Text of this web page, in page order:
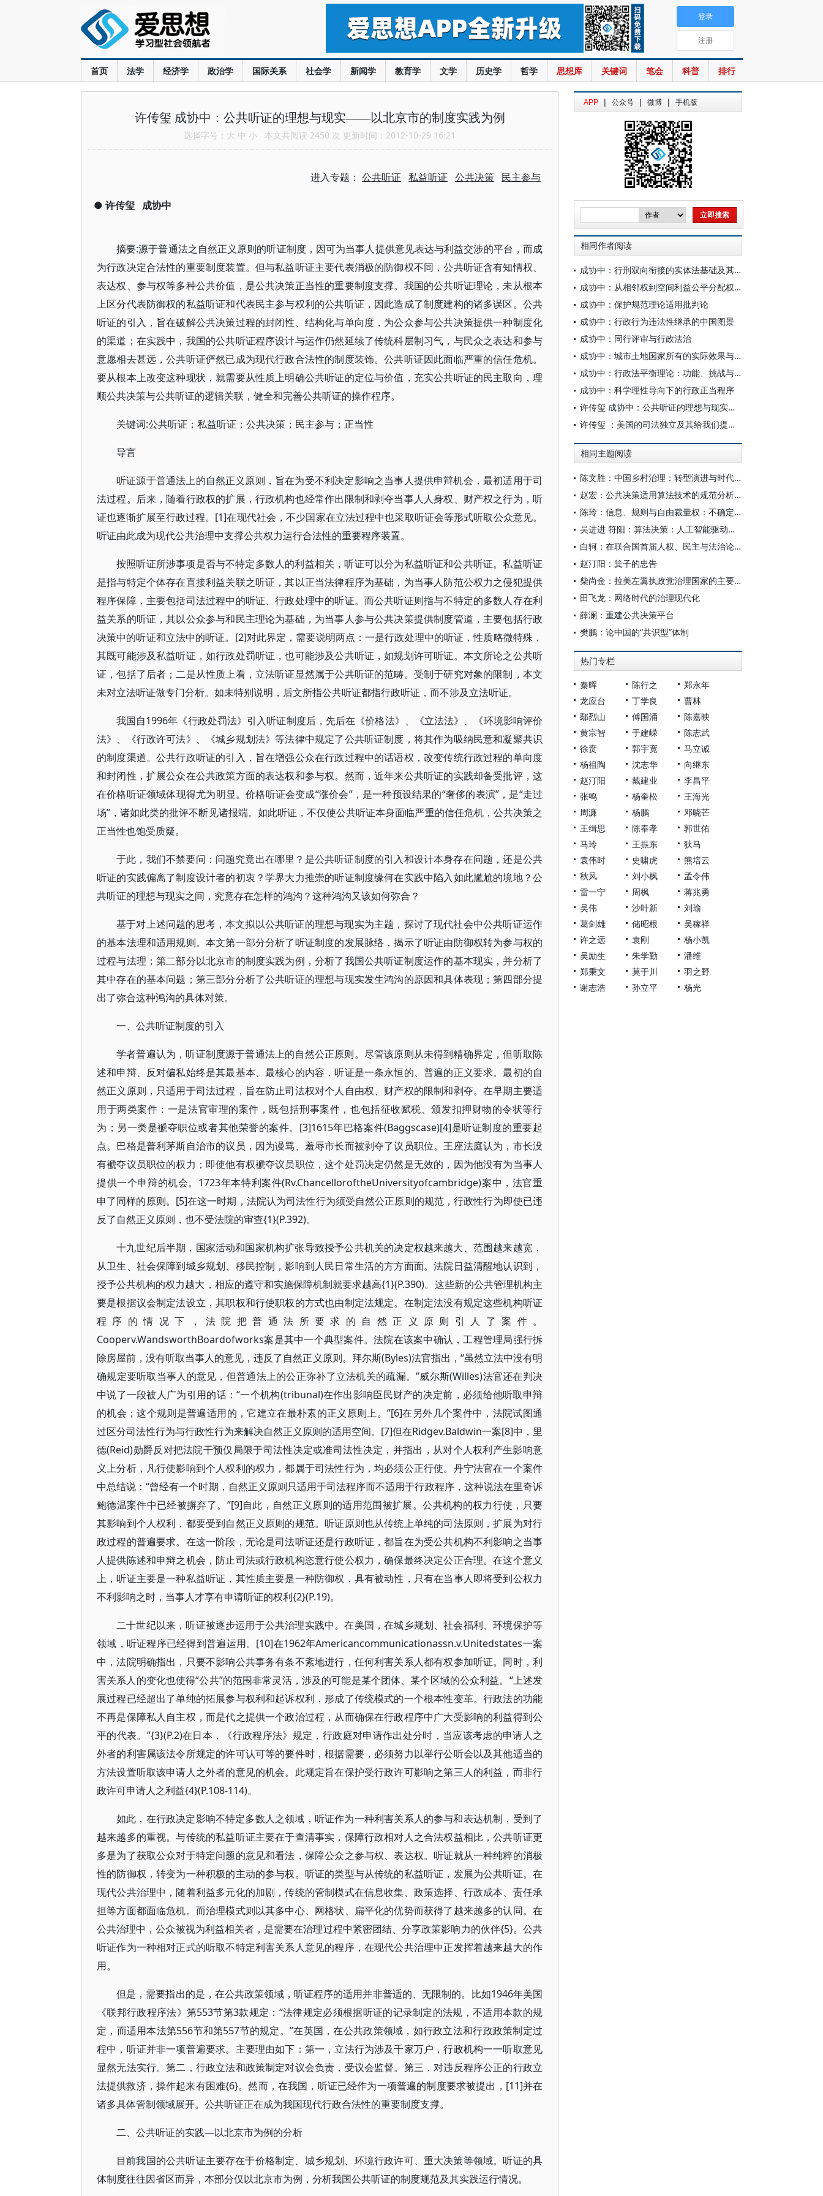
首页 法学 经济学 政治学 国际关系 社会学 新闻学 教育学 文学 历史学 哲学 思想库 关键词 笔会 科普 排行
登录
注册
许传玺 成协中：公共听证的理想与现实——以北京市的制度实践为例
选择字号： 大 中 小 本文共阅读 2450 次 更新时间：2012-10-29 16:21
进入专题： 公共听证 私益听证 公共决策 民主参与
● 许传玺 成协中
摘要:源于普通法之自然正义原则的听证制度，因可为当事人提供意见表达与利益交涉的平台，而成
为行政决定合法性的重要制度装置。但与私益听证主要代表消极的防御权不同，公共听证含有知情权、
表达权、参与权等多种公共价值，是公共决策正当性的重要制度支撑。我国的公共听证理论，未从根本
上区分代表防御权的私益听证和代表民主参与权利的公共听证，因此造成了制度建构的诸多误区。公共
听证的引入，旨在破解公共决策过程的封闭性、结构化与单向度，为公众参与公共决策提供一种制度化
的渠道；在实践中，我国的公共听证程序设计与运作仍然延续了传统科层制习气，与民众之表达和参与
意愿相去甚远，公共听证俨然已成为现代行政合法性的制度装饰。公共听证因此面临严重的信任危机。
要从根本上改变这种现状，就需要从性质上明确公共听证的定位与价值，充实公共听证的民主取向，理
顺公共决策与公共听证的逻辑关联，健全和完善公共听证的操作程序。
关键词:公共听证；私益听证；公共决策；民主参与；正当性
导言
听证源于普通法上的自然正义原则，旨在为受不利决定影响之当事人提供申辩机会，最初适用于司
法过程。后来，随着行政权的扩展，行政机构也经常作出限制和剥夺当事人人身权、财产权之行为，听
证也逐渐扩展至行政过程。[1]在现代社会，不少国家在立法过程中也采取听证会等形式听取公众意见。
听证由此成为现代公共治理中支撑公共权力运行合法性的重要程序装置。
按照听证所涉事项是否与不特定多数人的利益相关，听证可以分为私益听证和公共听证。私益听证
是指与特定个体存在直接利益关联之听证，其以正当法律程序为基础，为当事人防范公权力之侵犯提供
程序保障，主要包括司法过程中的听证、行政处理中的听证。而公共听证则指与不特定的多数人存在利
益关系的听证，其以公众参与和民主理论为基础，为当事人参与公共决策提供制度管道，主要包括行政
决策中的听证和立法中的听证。[2]对此界定，需要说明两点：一是行政处理中的听证，性质略微特殊，
其既可能涉及私益听证，如行政处罚听证，也可能涉及公共听证，如规划许可听证。本文所论之公共听
证，包括了后者；二是从性质上看，立法听证显然属于公共听证的范畴。受制于研究对象的限制，本文
未对立法听证做专门分析。如未特别说明，后文所指公共听证都指行政听证，而不涉及立法听证。
我国自1996年《行政处罚法》引入听证制度后，先后在《价格法》、《立法法》、《环境影响评价
法》、《行政许可法》、《城乡规划法》等法律中规定了公共听证制度，将其作为吸纳民意和凝聚共识
的制度渠道。公共行政听证的引入，旨在增强公众在行政过程中的话语权，改变传统行政过程的单向度
和封闭性，扩展公众在公共政策方面的表达权和参与权。然而，近年来公共听证的实践却备受批评，这
在价格听证领域体现得尤为明显。价格听证会变成“涨价会”，是一种预设结果的“奢侈的表演”，是“走过
场”，诸如此类的批评不断见诸报端。如此听证，不仅使公共听证本身面临严重的信任危机，公共决策之
正当性也饱受质疑。
于此，我们不禁要问：问题究竟出在哪里？是公共听证制度的引入和设计本身存在问题，还是公共
听证的实践偏离了制度设计者的初衷？学界大力推崇的听证制度缘何在实践中陷入如此尴尬的境地？公
共听证的理想与现实之间，究竟存在怎样的鸿沟？这种鸿沟又该如何弥合？
基于对上述问题的思考，本文拟以公共听证的理想与现实为主题，探讨了现代社会中公共听证运作
的基本法理和适用规则。本文第一部分分析了听证制度的发展脉络，揭示了听证由防御权转为参与权的
过程与法理；第二部分以北京市的制度实践为例，分析了我国公共听证制度运作的基本现实，并分析了
其中存在的基本问题；第三部分分析了公共听证的理想与现实发生鸿沟的原因和具体表现；第四部分提
出了弥合这种鸿沟的具体对策。
一、公共听证制度的引入
学者普遍认为，听证制度源于普通法上的自然公正原则。尽管该原则从未得到精确界定，但听取陈
述和申辩、反对偏私始终是其最基本、最核心的内容，听证是一条永恒的、普遍的正义要求。最初的自
然正义原则，只适用于司法过程，旨在防止司法权对个人自由权、财产权的限制和剥夺。在早期主要适
用于两类案件：一是法官审理的案件，既包括刑事案件，也包括征收赋税、颁发扣押财物的令状等行
为；另一类是褫夺职位或者其他荣誉的案件。[3]1615年巴格案件(Baggscase)[4]是听证制度的重要起
点。巴格是普利茅斯自治市的议员，因为谩骂、羞辱市长而被剥夺了议员职位。王座法庭认为，市长没
有褫夺议员职位的权力；即使他有权褫夺议员职位，这个处罚决定仍然是无效的，因为他没有为当事人
提供一个申辩的机会。1723年本特利案件(Rv.ChancelloroftheUniversityofcambridge)案中，法官重
申了同样的原则。[5]在这一时期，法院认为司法性行为须受自然公正原则的规范，行政性行为即使已违
反了自然正义原则，也不受法院的审查{1}(P.392)。
十九世纪后半期，国家活动和国家机构扩张导致授予公共机关的决定权越来越大、范围越来越宽，
从卫生、社会保障到城乡规划、移民控制，影响到人民日常生活的方方面面。法院日益清醒地认识到，
授予公共机构的权力越大，相应的遵守和实施保障机制就要求越高{1}(P.390)。这些新的公共管理机构主
要是根据议会制定法设立，其职权和行使职权的方式也由制定法规定。在制定法没有规定这些机构听证
程序的情况下，法院把普通法所要求的自然正义原则引人了案件。
Cooperv.WandsworthBoardofworks案是其中一个典型案件。法院在该案中确认，工程管理局强行拆
除房屋前，没有听取当事人的意见，违反了自然正义原则。拜尔斯(Byles)法官指出，“虽然立法中没有明
确规定要听取当事人的意见，但普通法上的公正弥补了立法机关的疏漏。”威尔斯(Willes)法官还在判决
中说了一段被人广为引用的话：“一个机构(tribunal)在作出影响臣民财产的决定前，必须给他听取申辩
的机会；这个规则是普遍适用的，它建立在最朴素的正义原则上。”[6]在另外几个案件中，法院试图通
过区分司法性行为与行政性行为来解决自然正义原则的适用空间。[7]但在Ridgev.Baldwin一案[8]中，里
德(Reid)勋爵反对把法院干预仅局限于司法性决定或准司法性决定，并指出，从对个人权利产生影响意
义上分析，凡行使影响到个人权利的权力，都属于司法性行为，均必须公正行使。丹宁法官在一个案件
中总结说：“曾经有一个时期，自然正义原则只适用于司法程序而不适用于行政程序，这种说法在里奇诉
鲍德温案件中已经被摒弃了。”[9]自此，自然正义原则的适用范围被扩展。公共机构的权力行使，只要
其影响到个人权利，都要受到自然正义原则的规范。听证原则也从传统上单纯的司法原则，扩展为对行
政过程的普遍要求。在这一阶段，无论是司法听证还是行政听证，都旨在为受公共机构不利影响之当事
人提供陈述和申辩之机会，防止司法或行政机构恣意行使公权力，确保最终决定公正合理。在这个意义
上，听证主要是一种私益听证，其性质主要是一种防御权，具有被动性，只有在当事人即将受到公权力
不利影响之时，当事人才享有申请听证的权利{2}(P.19)。
二十世纪以来，听证被逐步运用于公共治理实践中。在美国，在城乡规划、社会福利、环境保护等
领域，听证程序已经得到普遍运用。[10]在1962年Americancommunicationassn.v.Unitedstates一案
中，法院明确指出，只要不影响公共事务有条不紊地进行，任何利害关系人都有权参加听证。同时，利
害关系人的变化也使得“公共”的范围非常灵活，涉及的可能是某个团体、某个区域的公众利益。“上述发
展过程已经超出了单纯的拓展参与权利和起诉权利，形成了传统模式的一个根本性变革。行政法的功能
不再是保障私人自主权，而是代之提供一个政治过程，从而确保在行政程序中广大受影响的利益得到公
平的代表。”{3}(P.2)在日本，《行政程序法》规定，行政庭对申请作出处分时，当应该考虑的申请人之
外者的利害属该法令所规定的许可认可等的要件时，根据需要，必须努力以举行公听会以及其他适当的
方法设置听取该申请人之外者的意见的机会。此规定旨在保护受行政许可影响之第三人的利益，而非行
政许可申请人之利益{4}(P.108-114)。
如此，在行政决定影响不特定多数人之领域，听证作为一种利害关系人的参与和表达机制，受到了
越来越多的重视。与传统的私益听证主要在于查清事实，保障行政相对人之合法权益相比，公共听证更
多是为了获取公众对于特定问题的意见和看法，保障公众之参与权、表达权。听证就从一种纯粹的消极
性的防御权，转变为一种积极的主动的参与权。听证的类型与从传统的私益听证，发展为公共听证。在
现代公共治理中，随着利益多元化的加剧，传统的管制模式在信息收集、政策选择、行政成本、责任承
担等方面都面临危机。而治理模式则以其多中心、网格状、扁平化的优势而获得了越来越多的认同。在
公共治理中，公众被视为利益相关者，是需要在治理过程中紧密团结、分享政策影响力的伙伴{5}。公共
听证作为一种相对正式的听取不特定利害关系人意见的程序，在现代公共治理中正发挥着越来越大的作
用。
但是，需要指出的是，在公共政策领域，听证程序的适用并非普适的、无限制的。比如1946年美国
《联邦行政程序法》第553节第3款规定：“法律规定必须根据听证的记录制定的法规，不适用本款的规
定，而适用本法第556节和第557节的规定。”在英国，在公共政策领域，如行政立法和行政政策制定过
程中，听证并非一项普遍要求。主要理由如下：第一，立法行为涉及千家万户，行政机构一一听取意见
显然无法实行。第二，行政立法和政策制定对议会负责，受议会监督。第三，对违反程序公正的行政立
法提供救济，操作起来有困难{6}。然而，在我国，听证已经作为一项普遍的制度要求被提出，[11]并在
诸多具体管制领域展开。公共听证正在成为我国现代行政合法性的重要制度支撑。
二、公共听证的实践—以北京市为例的分析
目前我国的公共听证主要存在于价格制定、城乡规划、环境行政许可、重大决策等领域。听证的具
体制度往往因省区而异，本部分仅以北京市为例，分析我国公共听证的制度规范及其实践运行情况。
APP | 公众号 | 微博 | 手机版
相同作者阅读
成协中：行刑双向衔接的实体法基础及其程序展开
成协中：从相邻权到空间利益公平分配权——规划许可诉讼中“合法权益”的内涵扩张
成协中：保护规范理论适用批判论
成协中：行政行为违法性继承的中国图景
成协中：同行评审与行政法治
成协中：城市土地国家所有的实际效果与规范意义
成协中：行政法平衡理论：功能、挑战与超越
成协中：科学理性导向下的行政正当程序
许传玺 成协中：公共听证的理想与现实——以北京市的制度实践为例
许传玺 ：美国的司法独立及其给我们提供的借鉴
相同主题阅读
陈文胜：中国乡村治理：转型演进与时代难题
赵宏：公共决策适用算法技术的规范分析与实体边界
陈玲：信息、规则与自由裁量权：不确定性下的公共决策
吴进进 符阳：算法决策：人工智能驱动的公共决策及其风险
白轲：在联合国首届人权、民主与法治论坛上的演讲
赵汀阳：箕子的忠告
柴尚金：拉美左翼执政党治理国家的主要做法及启示
田飞龙：网络时代的治理现代化
薛澜：重建公共决策平台
樊鹏：论中国的“共识型”体制
热门专栏
秦晖 陈行之
郑永年
龙应台
丁学良
曹林
鄢烈山
傅国涌
陈嘉映
黄宗智
于建嵘
陈志武
徐贲
郭宇宽
马立诚
杨祖陶
沈志华
向继东
赵汀阳
戴建业
李昌平
张鸣
杨奎松
王海光
周濂
杨鹏
邓晓芒
王缉思
陈奉孝
郭世佑
马玲
王振东
狄马
袁伟时
史啸虎
熊培云
秋风
刘小枫
孟令伟
雷一宁
周枫
蒋兆勇
吴伟
沙叶新
刘瑜
葛剑雄
储昭根
吴稼祥
许之远
袁刚
杨小凯
吴励生
朱学勤
潘维
郑秉文
莫于川
羽之野
谢志浩
孙立平 杨光